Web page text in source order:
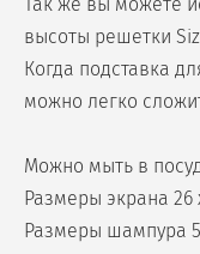
высоты решетки
Когда подставка
можно легко
Можно мыть в
Размеры экрана 26
Размеры шампура